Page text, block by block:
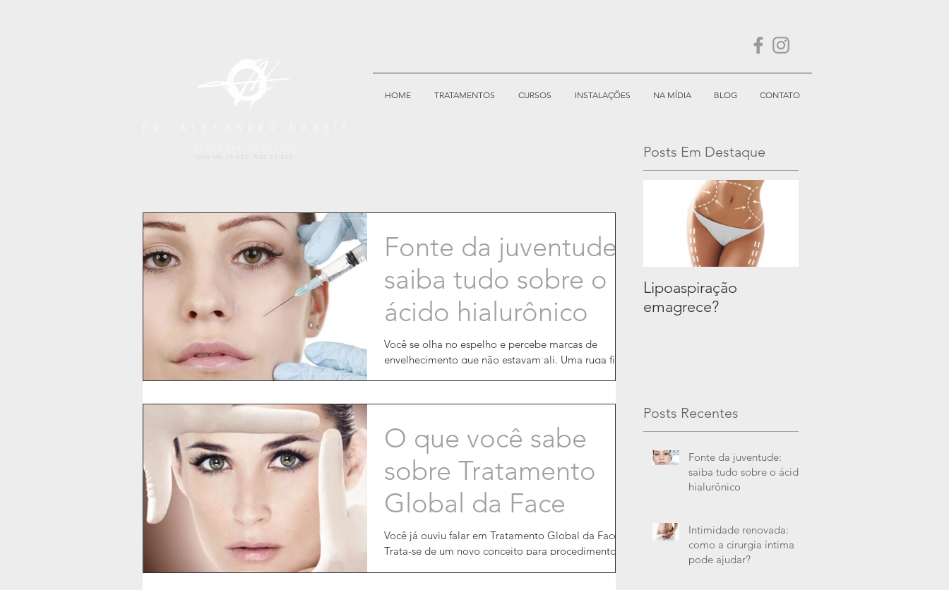
HOME TRATAMENTOS CURSOS INSTALAÇÕES NA MÍDIA BLOG CONTATO
Posts Em Destaque
Fonte da juventude:
saiba tudo sobre o
ácido hialurônico
Você se olha no espelho e percebe marcas de
envelhecimento que não estavam ali. Uma ruga fina
O que você sabe
sobre Tratamento
Global da Face
Você já ouviu falar em Tratamento Global da Face?
Trata-se de um novo conceito para procedimentos
Lipoaspiração
emagrece?
Posts Recentes
Fonte da juventude:
saiba tudo sobre o ácido
hialurônico
Intimidade renovada:
como a cirurgia íntima
pode ajudar?